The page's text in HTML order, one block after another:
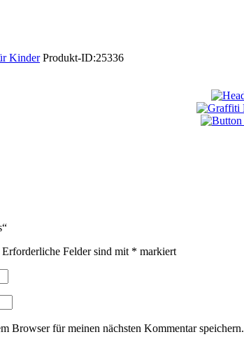
Kinder Produkt-ID:25336
Erforderliche Felder sind mit * markiert
Browser für meinen nächsten Kommentar speichern.